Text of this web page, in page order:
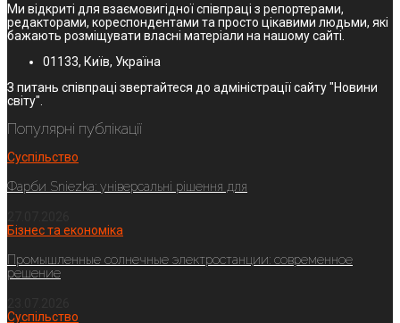
Ми відкриті для взаємовигідної співпраці з репортерами,
редакторами, кореспондентами та просто цікавими людьми, які
бажають розміщувати власні матеріали на нашому сайті.
01133, Київ, Україна
З питань співпраці звертайтеся до адміністрації сайту "Новини
світу".
Популярні публікації
Суспільство
Фарби Sniezka: універсальні рішення для
Бізнес та економіка
Промышленные солнечные электростанции: современное
решение
Суспільство